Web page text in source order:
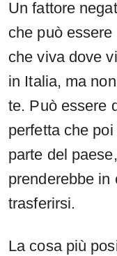
Un fattore
che può
che viva dove
in Italia, ma
te. Può essere
perfetta che
parte del
prenderebbe in
trasferirsi.
La cosa più